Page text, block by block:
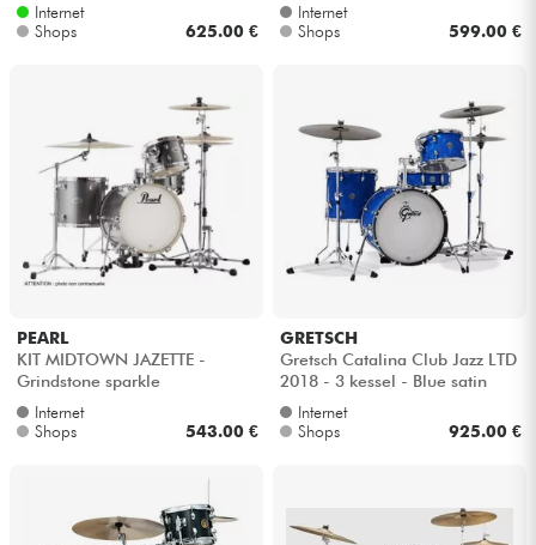
Drums
Blasinstrumente
Kinder
Kabel & Zubehöre
Internet
Shops
625.00 €
Internet
Shops
599.00 €
PEARL
KIT MIDTOWN JAZETTE -
Grindstone sparkle
Internet
Shops
543.00 €
GRETSCH
Gretsch Catalina Club Jazz LTD
2018 - 3 kessel - Blue satin
flameInternet
Shops
925.00 €